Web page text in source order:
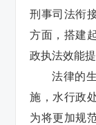
刑事司法衔
方面，搭建
政执法效能
法律的
施，水行政
为将更加规